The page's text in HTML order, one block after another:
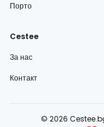
Порто
Cestee
За нас
Контакт
© 2026